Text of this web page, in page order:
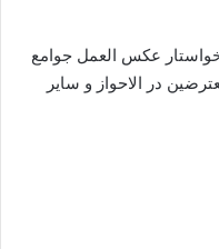
عکس العمل جوامع
در الاحواز و سایر